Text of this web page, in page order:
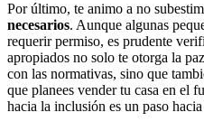
Por último, te animo a no
necesarios. Aunque algunas
requerir permiso, es prudente
apropiados no solo te otorga la
con las normativas, sino que
que planees vender tu casa en el
hacia la inclusión es un paso